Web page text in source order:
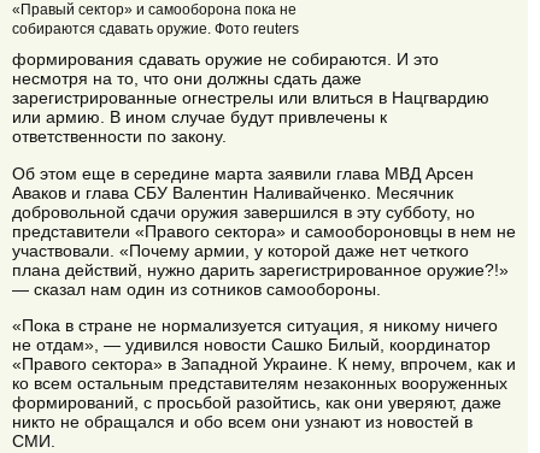
«Правый сектор» и самооборона пока не
собираются сдавать оружие. Фото reuters
формирования сдавать оружие не собираются. И это
несмотря на то, что они должны сдать даже
зарегистрированные огнестрелы или влиться в Нацгвардию
или армию. В ином случае будут привлечены к
ответственности по закону.
Об этом еще в середине марта заявили глава МВД Арсен
Аваков и глава СБУ Валентин Наливайченко. Месячник
добровольной сдачи оружия завершился в эту субботу, но
представители «Правого сектора» и самообороновцы в нем не
участвовали. «Почему армии, у которой даже нет четкого
плана действий, нужно дарить зарегистрированное оружие?!»
— сказал нам один из сотников самообороны.
«Пока в стране не нормализуется ситуация, я никому ничего
не отдам», — удивился новости Сашко Билый, координатор
«Правого сектора» в Западной Украине. К нему, впрочем, как и
ко всем остальным представителям незаконных вооруженных
формирований, с просьбой разойтись, как они уверяют, даже
никто не обращался и обо всем они узнают из новостей в
СМИ.